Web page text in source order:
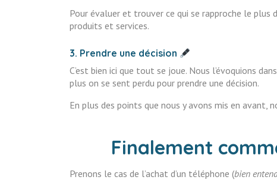
Pour évaluer et trouver ce qui se rapproche le
produits et services.
3. Prendre une décision
C’est bien ici que tout se joue. Nous l’évoquions
plus on se sent perdu pour prendre une décision.
En plus des points que nous y avons mis en avant,
Finalement
Prenons le cas de l’achat d’un téléphone (bien